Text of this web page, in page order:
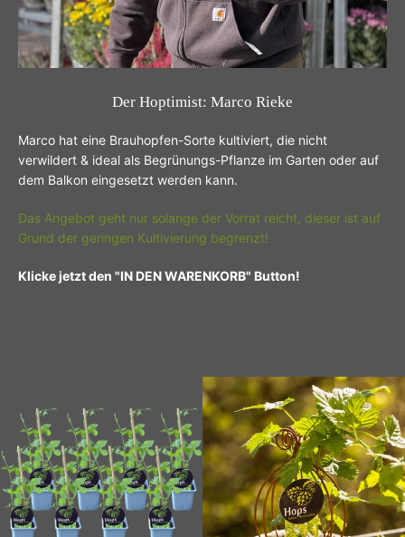
Der Hoptimist: Marco Rieke
Marco hat eine Brauhopfen-Sorte kultiviert, die nicht
verwildert & ideal als Begrünungs-Pflanze im Garten oder auf
dem Balkon eingesetzt werden kann.
Das Angebot geht nur solange der Vorrat reicht, dieser ist auf
Grund der geringen Kultivierung begrenzt!
Klicke jetzt den "IN DEN WARENKORB" Button!